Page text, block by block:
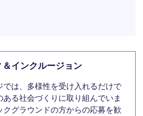
インクルージョン
では、多様性を受け入れるだけで
ある社会づくりに取り組んでいま
クグラウンドの方からの応募を歓